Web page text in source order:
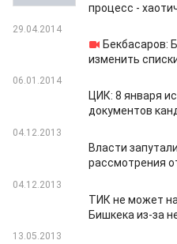
процесс -
29.04.2014
Бекбасаров:
изменить
06.01.2014
ЦИК: 8 января
документов
04.12.2013
Власти
рассмотрения
04.12.2013
ТИК не может
Бишкека из-за
13.05.2013